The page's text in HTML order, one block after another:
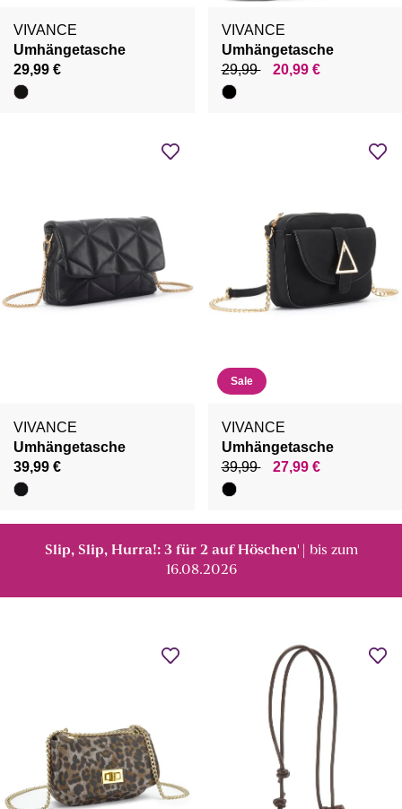
VIVANCE
Umhängetasche
29,99 €
VIVANCE
Umhängetasche
29,99
20,99 €
VIVANCE
Umhängetasche
39,99 €
Sale
VIVANCE
Umhängetasche
39,99
27,99 €
Slip, Slip, Hurra!: 3 für 2 auf Höschen¹
| bis zum
16.08.2026